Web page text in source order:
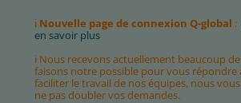
ℹ Nouvelle page de connexion Q-global :
en savoir plus
ℹ Nous recevons actuellement beaucoup
faisons notre possible pour vous répondre
faciliter le travail de nos équipes, nous
ne pas doubler vos demandes.